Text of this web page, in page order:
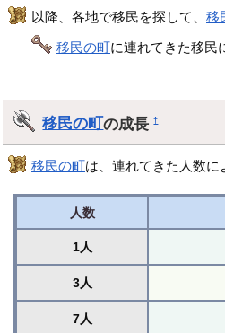
以降、各地で移民を探して、移
移民の町に連れてきた移民
移民の町の成長†
移民の町は、連れてきた人数に
人数
1人
3人
7人